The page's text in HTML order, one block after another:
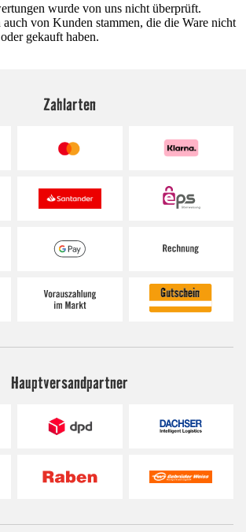
wurde von uns nicht überprüft.
von Kunden stammen, die die Ware nicht
gekauft haben.
Zahlarten
Hauptversandpartner